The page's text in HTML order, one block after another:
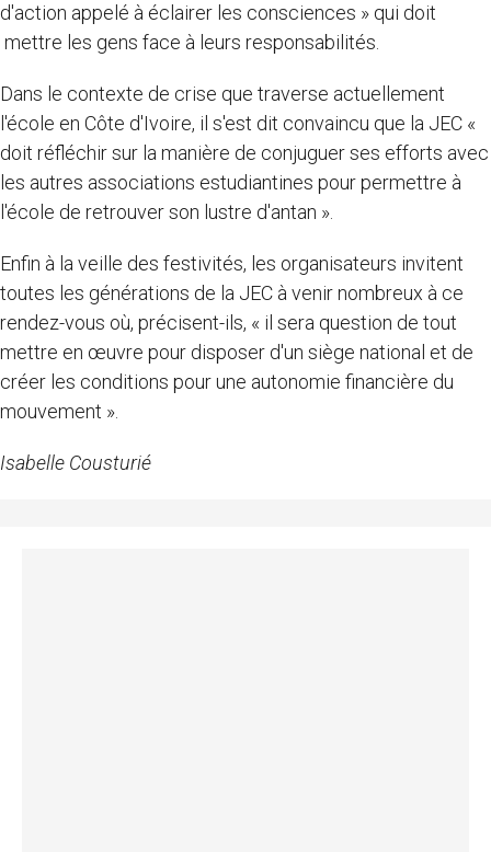
d'action appelé à éclairer les consciences » qui doit
mettre les gens face à leurs responsabilités.
Dans le contexte de crise que traverse actuellement
l'école en Côte d'Ivoire, il s'est dit convaincu que la JEC «
doit réfléchir sur la manière de conjuguer ses efforts avec
les autres associations estudiantines pour permettre à
l'école de retrouver son lustre d'antan ».
Enfin à la veille des festivités, les organisateurs invitent
toutes les générations de la JEC à venir nombreux à ce
rendez-vous où, précisent-ils, « il sera question de tout
mettre en œuvre pour disposer d'un siège national et de
créer les conditions pour une autonomie financière du
mouvement ».
Isabelle Cousturié